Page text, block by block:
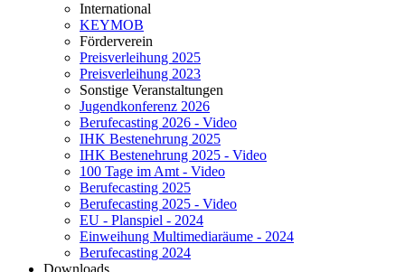
International
KEYMOB
Förderverein
Preisverleihung 2025
Preisverleihung 2023
Sonstige Veranstaltungen
Jugendkonferenz 2026
Berufecasting 2026 - Video
IHK Bestenehrung 2025
IHK Bestenehrung 2025 - Video
100 Tage im Amt - Video
Berufecasting 2025
Berufecasting 2025 - Video
EU - Planspiel - 2024
Einweihung Multimediaräume - 2024
Berufecasting 2024
Downloads